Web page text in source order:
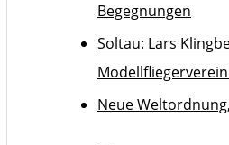
Begegnungen
Soltau: Lars
Neue